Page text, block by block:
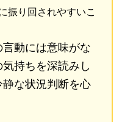
振り回されやすいこ
動には意味がな
持ちを深読みし
な状況判断を心